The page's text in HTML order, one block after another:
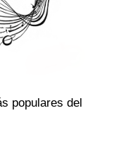
populares del